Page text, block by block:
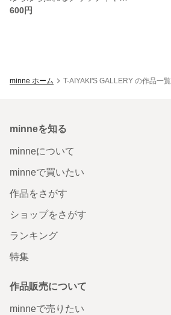
600円
minne ホーム T-AIYAKI'S GALLERY の作品一覧
minneを知る
minneについて
minneで買いたい
作品をさがす
ショップをさがす
ランキング
特集
作品販売について
minneで売りたい